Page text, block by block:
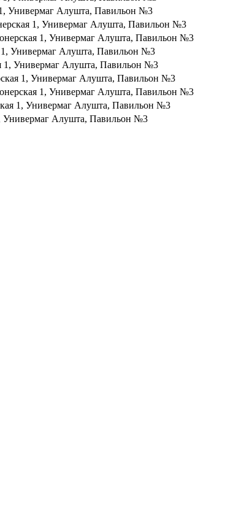
Универмаг Алушта, Павильон №3
1, Универмаг Алушта, Павильон №3
1, Универмаг Алушта, Павильон №3
1, Универмаг Алушта, Павильон №3
1, Универмаг Алушта, Павильон №3
1, Универмаг Алушта, Павильон №3
1, Универмаг Алушта, Павильон №3
1, Универмаг Алушта, Павильон №3
Универмаг Алушта, Павильон №3